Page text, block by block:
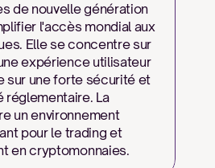
de nouvelle génération
l'accès mondial aux
Elle se concentre sur
expérience utilisateur
sur une forte sécurité et
réglementaire. La
un environnement
pour le trading et
en cryptomonnaies.